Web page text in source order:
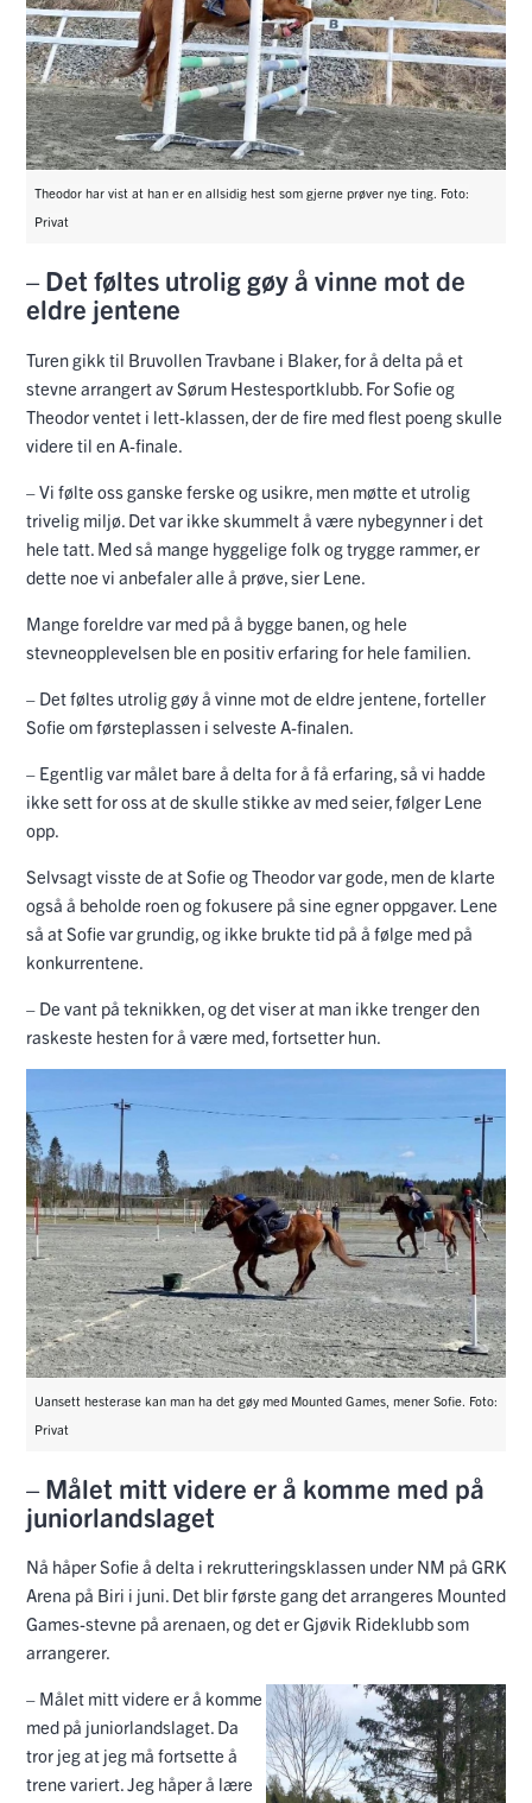
Theodor har vist at han er en allsidig hest som gjerne prøver nye ting. Foto:
Privat
– Det føltes utrolig gøy å vinne mot de
eldre jentene
Turen gikk til Bruvollen Travbane i Blaker, for å delta på et
stevne arrangert av Sørum Hestesportklubb. For Sofie og
Theodor ventet i lett-klassen, der de fire med flest poeng skulle
videre til en A-finale.
– Vi følte oss ganske ferske og usikre, men møtte et utrolig
trivelig miljø. Det var ikke skummelt å være nybegynner i det
hele tatt. Med så mange hyggelige folk og trygge rammer, er
dette noe vi anbefaler alle å prøve, sier Lene.
Mange foreldre var med på å bygge banen, og hele
stevneopplevelsen ble en positiv erfaring for hele familien.
– Det føltes utrolig gøy å vinne mot de eldre jentene, forteller
Sofie om førsteplassen i selveste A-finalen.
– Egentlig var målet bare å delta for å få erfaring, så vi hadde
ikke sett for oss at de skulle stikke av med seier, følger Lene
opp.
Selvsagt visste de at Sofie og Theodor var gode, men de klarte
også å beholde roen og fokusere på sine egner oppgaver. Lene
så at Sofie var grundig, og ikke brukte tid på å følge med på
konkurrentene.
– De vant på teknikken, og det viser at man ikke trenger den
raskeste hesten for å være med, fortsetter hun.
Uansett hesterase kan man ha det gøy med Mounted Games, mener Sofie. Foto:
Privat
– Målet mitt videre er å komme med på
juniorlandslaget
Nå håper Sofie å delta i rekrutteringsklassen under NM på GRK
Arena på Biri i juni. Det blir første gang det arrangeres Mounted
Games-stevne på arenaen, og det er Gjøvik Rideklubb som
arrangerer.
– Målet mitt videre er å komme
med på juniorlandslaget. Da
tror jeg at jeg må fortsette å
trene variert. Jeg håper å lære